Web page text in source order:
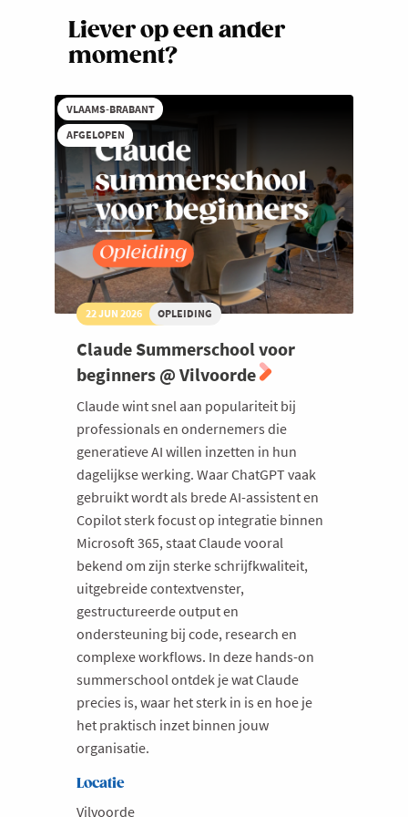
Liever op een ander
moment?
VLAAMS-BRABANT
AFGELOPEN
22 JUN 2026 OPLEIDING
Claude Summerschool voor
beginners @ Vilvoorde
Claude wint snel aan populariteit bij
professionals en ondernemers die
generatieve AI willen inzetten in hun
dagelijkse werking. Waar ChatGPT vaak
gebruikt wordt als brede AI-assistent en
Copilot sterk focust op integratie binnen
Microsoft 365, staat Claude vooral
bekend om zijn sterke schrijfkwaliteit,
uitgebreide contextvenster,
gestructureerde output en
ondersteuning bij code, research en
complexe workflows. In deze hands-on
summerschool ontdek je wat Claude
precies is, waar het sterk in is en hoe je
het praktisch inzet binnen jouw
organisatie.
Locatie
Vilvoorde